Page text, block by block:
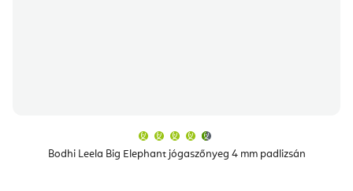
Bodhi Leela Big Elephant jógaszőnyeg 4 mm padlizsán
átlagos
értékelése